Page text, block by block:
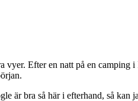
vyer. Efter en natt på en
är bra så här i efterhand, så